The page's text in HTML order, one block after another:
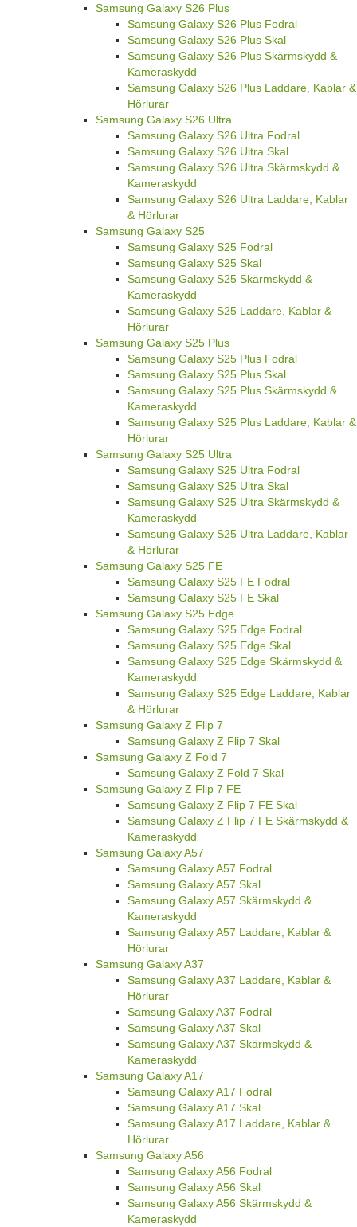
Samsung Galaxy S26 Plus
Samsung Galaxy S26 Plus Fodral
Samsung Galaxy S26 Plus Skal
Samsung Galaxy S26 Plus Skärmskydd &
Kameraskydd
Samsung Galaxy S26 Plus Laddare, Kablar &
Hörlurar
Samsung Galaxy S26 Ultra
Samsung Galaxy S26 Ultra Fodral
Samsung Galaxy S26 Ultra Skal
Samsung Galaxy S26 Ultra Skärmskydd &
Kameraskydd
Samsung Galaxy S26 Ultra Laddare, Kablar
& Hörlurar
Samsung Galaxy S25
Samsung Galaxy S25 Fodral
Samsung Galaxy S25 Skal
Samsung Galaxy S25 Skärmskydd &
Kameraskydd
Samsung Galaxy S25 Laddare, Kablar &
Hörlurar
Samsung Galaxy S25 Plus
Samsung Galaxy S25 Plus Fodral
Samsung Galaxy S25 Plus Skal
Samsung Galaxy S25 Plus Skärmskydd &
Kameraskydd
Samsung Galaxy S25 Plus Laddare, Kablar &
Hörlurar
Samsung Galaxy S25 Ultra
Samsung Galaxy S25 Ultra Fodral
Samsung Galaxy S25 Ultra Skal
Samsung Galaxy S25 Ultra Skärmskydd &
Kameraskydd
Samsung Galaxy S25 Ultra Laddare, Kablar
& Hörlurar
Samsung Galaxy S25 FE
Samsung Galaxy S25 FE Fodral
Samsung Galaxy S25 FE Skal
Samsung Galaxy S25 Edge
Samsung Galaxy S25 Edge Fodral
Samsung Galaxy S25 Edge Skal
Samsung Galaxy S25 Edge Skärmskydd &
Kameraskydd
Samsung Galaxy S25 Edge Laddare, Kablar
& Hörlurar
Samsung Galaxy Z Flip 7
Samsung Galaxy Z Flip 7 Skal
Samsung Galaxy Z Fold 7
Samsung Galaxy Z Fold 7 Skal
Samsung Galaxy Z Flip 7 FE
Samsung Galaxy Z Flip 7 FE Skal
Samsung Galaxy Z Flip 7 FE Skärmskydd &
Kameraskydd
Samsung Galaxy A57
Samsung Galaxy A57 Fodral
Samsung Galaxy A57 Skal
Samsung Galaxy A57 Skärmskydd &
Kameraskydd
Samsung Galaxy A57 Laddare, Kablar &
Hörlurar
Samsung Galaxy A37
Samsung Galaxy A37 Laddare, Kablar &
Hörlurar
Samsung Galaxy A37 Fodral
Samsung Galaxy A37 Skal
Samsung Galaxy A37 Skärmskydd &
Kameraskydd
Samsung Galaxy A17
Samsung Galaxy A17 Fodral
Samsung Galaxy A17 Skal
Samsung Galaxy A17 Laddare, Kablar &
Hörlurar
Samsung Galaxy A56
Samsung Galaxy A56 Fodral
Samsung Galaxy A56 Skal
Samsung Galaxy A56 Skärmskydd &
Kameraskydd